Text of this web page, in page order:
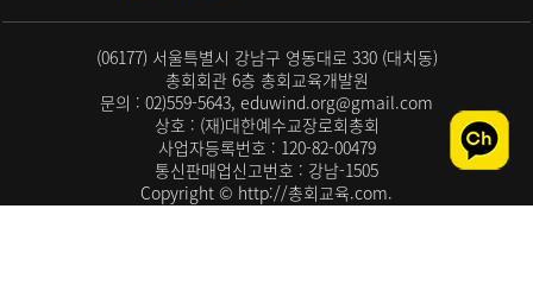
(06177) 서울특별시 강남구 영동대로 330 (대치동)
총회회관 6층 총회교육개발원
문의 : 02)559-5643, eduwind.org@gmail.com
상호 : (재)대한예수교장로회총회
사업자등록번호 : 120-82-00479
통신판매업신고번호 : 강남-1505
Copyright © http://총회교육.com.